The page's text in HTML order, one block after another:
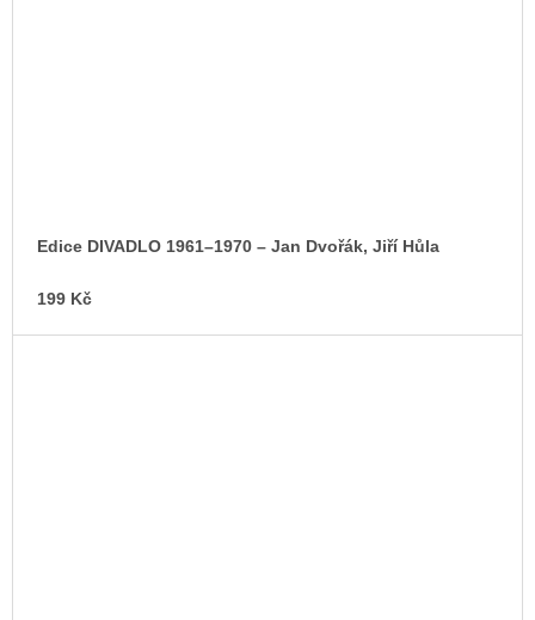
Edice DIVADLO 1961–1970 – Jan Dvořák, Jiří Hůla
199 Kč